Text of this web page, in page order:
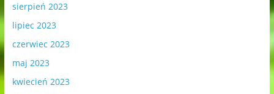
sierpień 2023
lipiec 2023
czerwiec 2023
maj 2023
kwiecień 2023